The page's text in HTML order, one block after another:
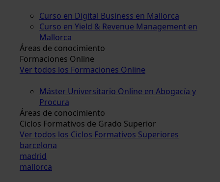
Curso en Digital Business en Mallorca
Curso en Yield & Revenue Management en
Mallorca
Áreas de conocimiento
Formaciones Online
Ver todos los Formaciones Online
Máster Universitario Online en Abogacía y
Procura
Áreas de conocimiento
Ciclos Formativos de Grado Superior
Ver todos los Ciclos Formativos Superiores
barcelona
madrid
mallorca